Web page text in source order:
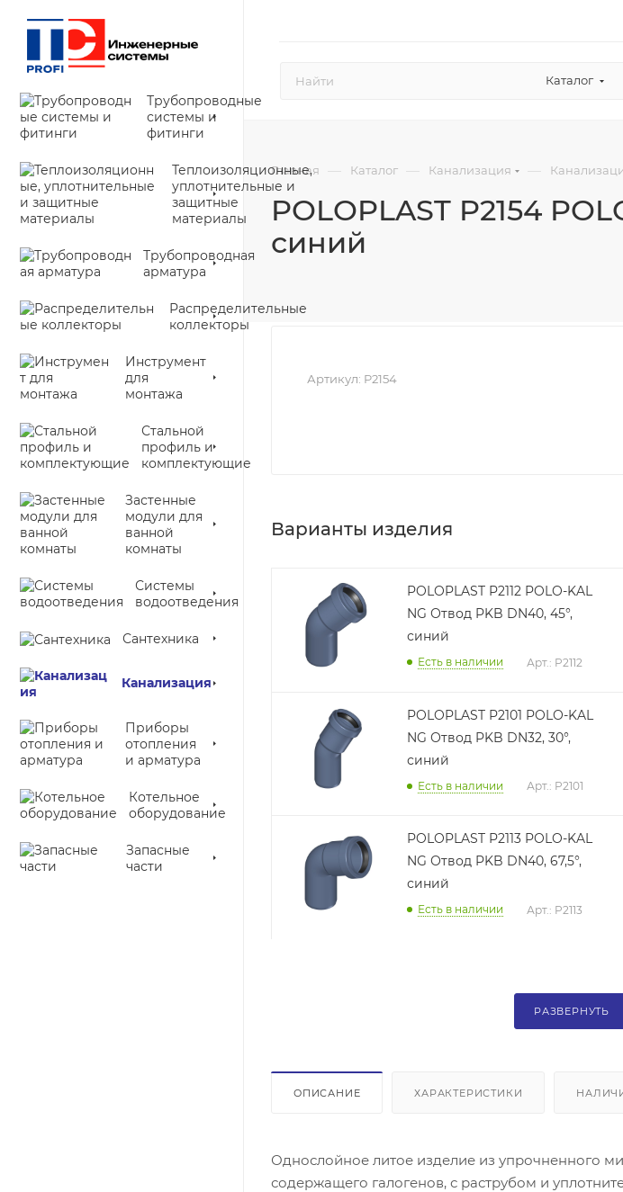
Каталог
Трубопроводные
системы и
фитинги
Теплоизоляционные,
уплотнительные и
защитные
материалы
Трубопроводная
арматура
Распределительные
коллекторы
Инструмент
для
монтажа
Стальной
профиль и
комплектующие
Застенные
модули для
ванной
комнаты
Системы
водоотведения
Сантехника
Канализация
Приборы
отопления
и арматура
Котельное
оборудование
Запасные
части
Главная — Каталог — Канализация —
POLOPLAST P2154
синий
Артикул: P2154
Варианты изделия
POLOPLAST P2112 POLO-KAL
NG Отвод PKB DN40, 45°,
синий
Есть в наличии Арт.: P2112
POLOPLAST P2101 POLO-KAL
NG Отвод PKB DN32, 30°,
синий
Есть в наличии Арт.: P2101
POLOPLAST P2113 POLO-KAL
NG Отвод PKB DN40, 67,5°,
синий
Есть в наличии Арт.: P2113
РАЗВЕРНУТЬ
ОПИСАНИЕ ХАРАКТЕРИСТИКИ
Однослойное литое изделие из упрочненного
содержащего галогенов, с раструбом и